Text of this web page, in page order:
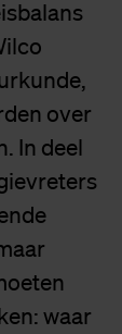
over
In deel
waar